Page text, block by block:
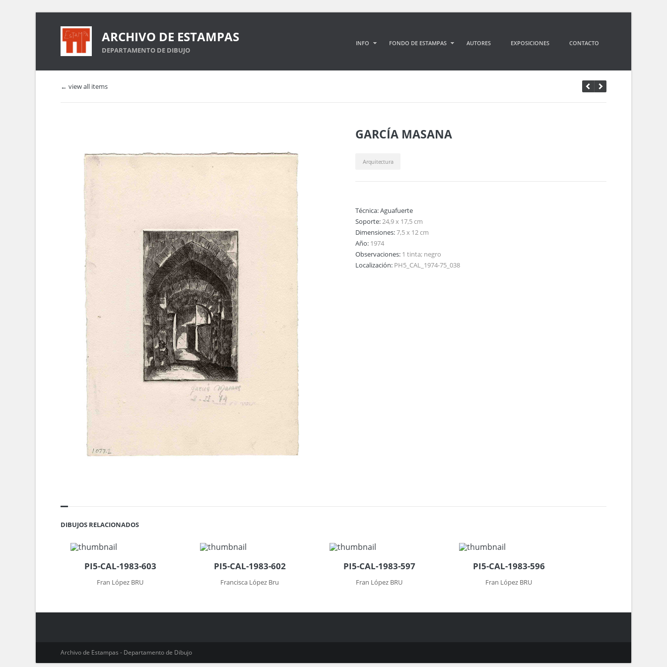
ARCHIVO DE ESTAMPAS
DEPARTAMENTO DE DIBUJO
INFO FONDO DE ESTAMPAS AUTORES EXPOSICIONES CONTACTO
← view all items
GARCÍA MASANA
Arquitectura
Técnica:Aguafuerte
Soporte:24,9 x 17,5 cm
Dimensiones:7,5 x 12 cm
Año: 1974
Observaciones: 1 tinta; negro
Localización: PH5_CAL_1974-75_038
DIBUJOS RELACIONADOS
PI5-CAL-1983-603
Fran López BRU
PI5-CAL-1983-602
Francisca López Bru
PI5-CAL-1983-597
Fran López BRU
PI5-CAL-1983-596
Fran López BRU
Archivo de Estampas - Departamento de Dibujo